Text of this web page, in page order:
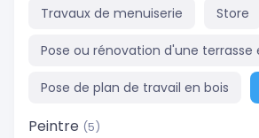
Travaux de menuiserie Store
Pose ou rénovation d'une terrasse
Pose de plan de travail en bois
Peintre (5)